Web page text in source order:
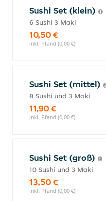
Sushi Set (klein)
6 Sushi 3 Maki
10,50 €
inkl. Pfand (0,00 €)
Sushi Set (mittel)
8 Sushi und 3 Maki
11,90 €
inkl. Pfand (0,00 €)
Sushi Set (groß)
10 Sushi und 3 Maki
13,50 €
inkl. Pfand (0,00 €)